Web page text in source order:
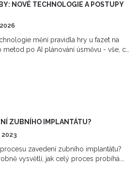
NOVÉ TECHNOLOGIE A POSTUPY
mění pravidla hry u fazet na
po AI plánování úsměvu - vše, co
ZUBNÍHO IMPLANTÁTU?
2023
zavedení zubního implantátu?
vysvětlí, jak celý proces probíhá.